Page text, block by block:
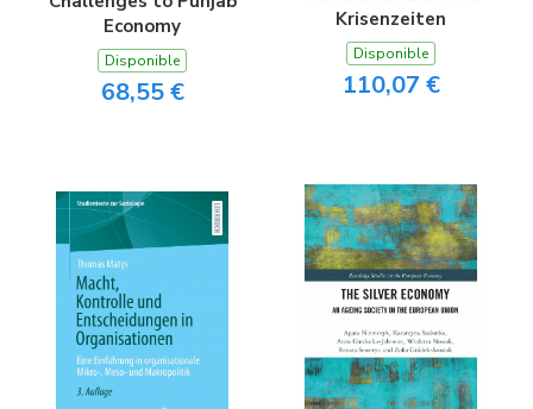
Economy
Disponible
68,55 €
Krisenzeiten
Disponible
110,07 €